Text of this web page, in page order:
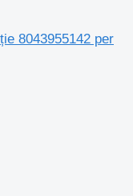
8043955142 per